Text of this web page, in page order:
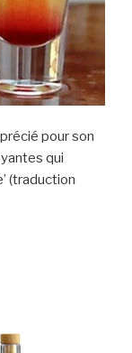
pour son
qui
(traduction